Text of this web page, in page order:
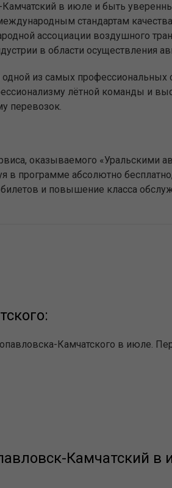
в июле и быть
стандартам
ассоциации воздушного
в области осуществления
из самых
лётной команды и
перевозок.
оказываемого «Уральскими
в программе абсолютно
и повышение класса
Камчатского в июле.
Камчатский в